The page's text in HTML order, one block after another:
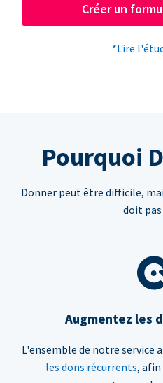
Créer un
*Lire
Pourquoi
Donner peut être difficile,
doit
Augmentez les
L'ensemble de notre service
les dons récurrents, afin